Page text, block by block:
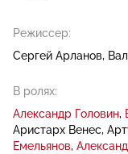
Режиссер:
Сергей Арланов
В ролях:
Александр Головин
Аристарх Венес
Емельянов